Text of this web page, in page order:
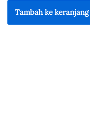
Tambah ke keranjang